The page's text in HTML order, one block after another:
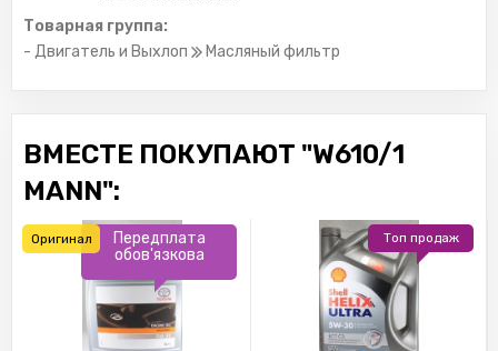
Товарная группа:
- Двигатель и Выхлоп
Масляный фильтр
ВМЕСТЕ ПОКУПАЮТ "W610/1
MANN":
Передплата
обов'язкова
Оригинал Топ продаж